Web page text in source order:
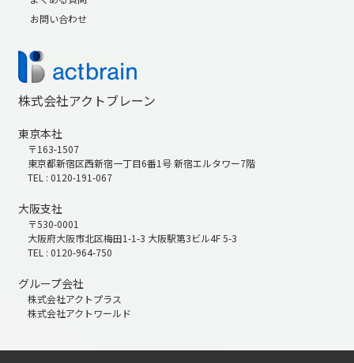
お問い合わせ
株式会社アクトブレーン
東京本社
〒163-1507
東京都新宿区西新宿一丁目6番1号 新宿エルタワー7階
TEL : 0120-191-067
大阪支社
〒530-0001
大阪府大阪市北区梅田1-1-3 大阪駅第3ビル4F 5-3
TEL : 0120-964-750
グループ会社
株式会社アクトプラス
株式会社アクトワールド